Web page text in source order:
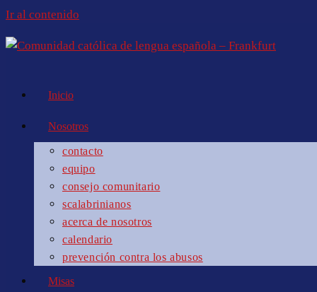
Ir al contenido
Inicio
Nosotros
contacto
equipo
consejo comunitario
scalabrinianos
acerca de nosotros
calendario
prevención contra los abusos
Misas